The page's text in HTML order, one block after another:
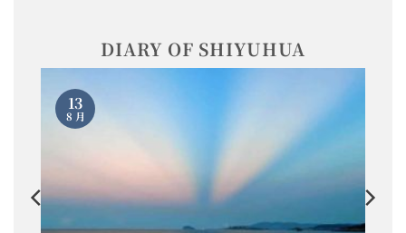
DIARY OF SHIYUHUA
13
8 月